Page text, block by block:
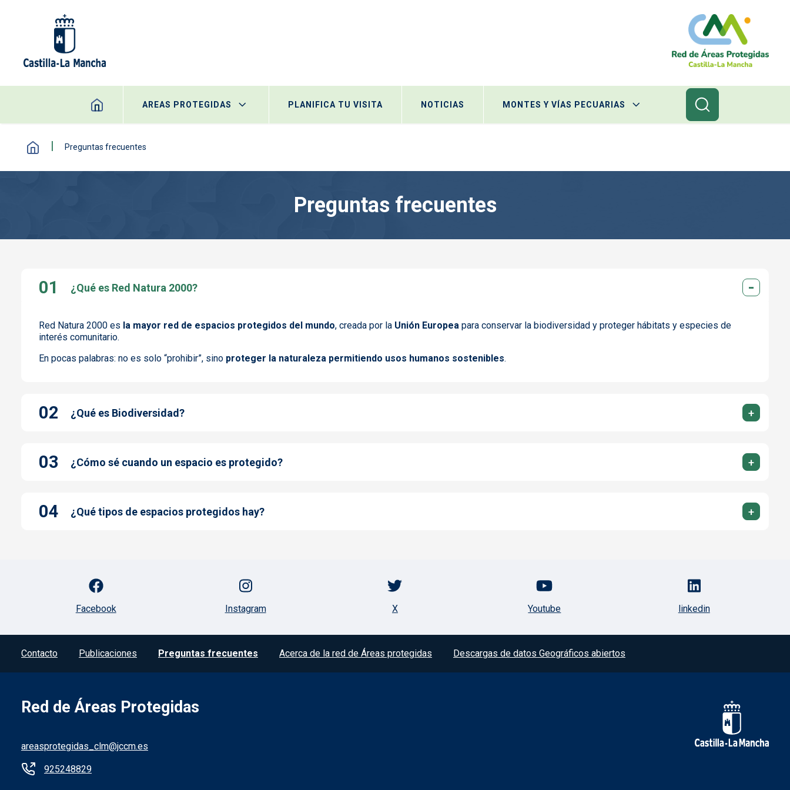
AREAS PROTEGIDAS PLANIFICA TU VISITA NOTICIAS MONTES Y VÍAS PECUARIAS
Preguntas frecuentes
Preguntas frecuentes
¿Qué es Red Natura 2000?
Red Natura 2000 es la mayor red de espacios protegidos del mundo, creada por la Unión Europea para conservar la biodiversidad y proteger hábitats y especies de
interés comunitario.
En pocas palabras: no es solo “prohibir”, sino proteger la naturaleza permitiendo usos humanos sostenibles.
¿Qué es Biodiversidad?
¿Cómo sé cuando un espacio es protegido?
¿Qué tipos de espacios protegidos hay?
Facebook Instagram X Youtube linkedin
Contacto Publicaciones Preguntas frecuentes Acerca de la red de Áreas protegidas Descargas de datos Geográficos abiertos
Red de Áreas Protegidas
areasprotegidas_clm@jccm.es
925248829